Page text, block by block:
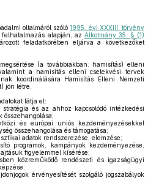
oltalmáról szóló1995. évi XXXIII. törvény
felhatalmazás alapján, az Alkotmány 35. § (1)
feladatkörében eljárva a következőket
(a továbbiakban: hamisítás) elleni
a hamisítás elleni cselekvési tervek
koordinálására Hamisítás Elleni Nemzeti
jön létre.
látja el:
és az ahhoz kapcsolódó intézkedési
összehangolása;
és európai uniós kezdeményezésekkel
összehangolása és támogatása;
adatok rendszerezése, elemzése;
programok, kampányok kezdeményezése,
figyelemmel kísérése;
közreműködő rendészeti és igazságügyi
érvényesítését szolgáló jogszabályok